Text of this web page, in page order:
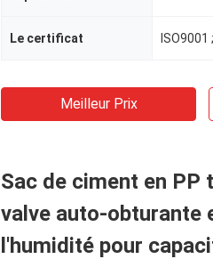
Le certificat ISO9001
Meilleur Prix
Sac de ciment en PP
valve auto-obturante
l'humidité pour